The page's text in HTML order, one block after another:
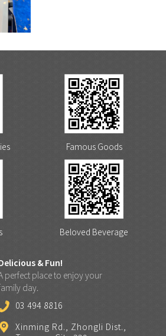
Famous Goods
Beloved Beverage
& Fun!
perfect place to enjoy your
day.
03 494 8816
Xinming Rd., Zhongli Dist.,